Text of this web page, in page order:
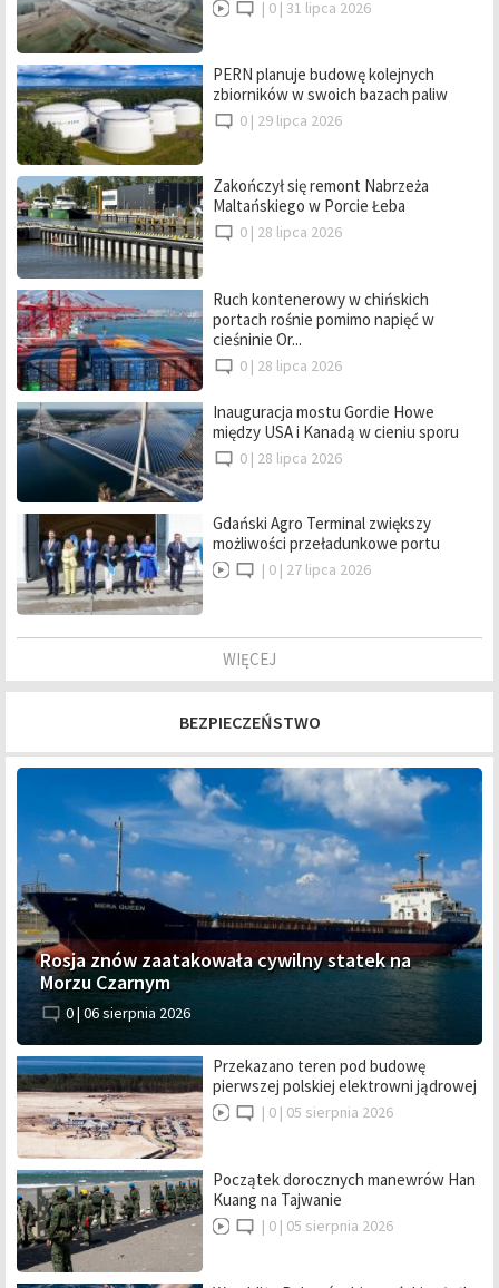
| 0 | 31 lipca 2026
PERN planuje budowę kolejnych
zbiorników w swoich bazach paliw
0 | 29 lipca 2026
Zakończył się remont Nabrzeża
Maltańskiego w Porcie Łeba
0 | 28 lipca 2026
Ruch kontenerowy w chińskich
portach rośnie pomimo napięć w
cieśninie Or...
0 | 28 lipca 2026
Inauguracja mostu Gordie Howe
między USA i Kanadą w cieniu sporu
0 | 28 lipca 2026
Gdański Agro Terminal zwiększy
możliwości przeładunkowe portu
| 0 | 27 lipca 2026
WIĘCEJ
BEZPIECZEŃSTWO
Rosja znów zaatakowała cywilny statek na
Morzu Czarnym
0 | 06 sierpnia 2026
Przekazano teren pod budowę
pierwszej polskiej elektrowni jądrowej
| 0 | 05 sierpnia 2026
Początek dorocznych manewrów Han
Kuang na Tajwanie
| 0 | 05 sierpnia 2026